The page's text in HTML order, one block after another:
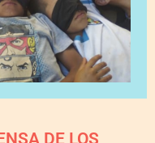
DE LOS